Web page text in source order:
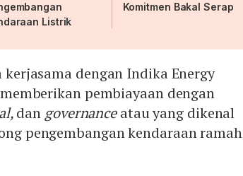
Listrik
Komitmen Bakal Serap
dengan Indika Energy
pembiayaan dengan
dan governanceatau yang dikenal
pengembangan kendaraan ramah